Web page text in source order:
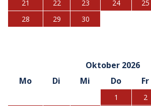
21
22 23 24 25
28
29 30
Oktober 2026
Mo
Di Mi Do Fr
1 2